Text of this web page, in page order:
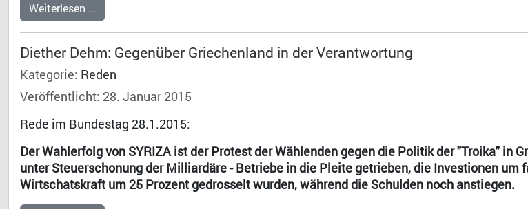
Weiterlesen …
Diether Dehm: Gegenüber Griechenland in der Verantwortung
Kategorie: Reden
Veröffentlicht: 28. Januar 2015
Rede im Bundestag 28.1.2015:
Der Wahlerfolg von SYRIZA ist der Protest der Wählenden gegen die Politik der "Troika" in
unter Steuerschonung der Milliardäre - Betriebe in die Pleite getrieben, die Investionen um
Wirtschatskraft um 25 Prozent gedrosselt wurden, während die Schulden noch anstiegen.